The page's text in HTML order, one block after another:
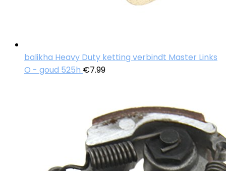
balikha Heavy Duty ketting verbindt Master Links
O - goud 525h €7.99